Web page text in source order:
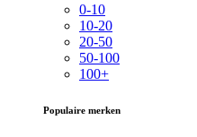
0-10
10-20
20-50
50-100
100+
Populaire merken